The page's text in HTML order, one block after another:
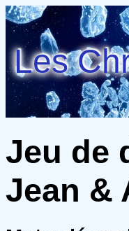
Les
Jeu de
Jean &